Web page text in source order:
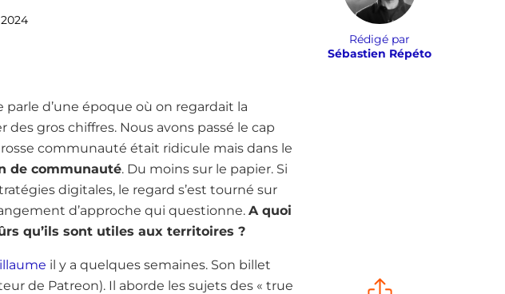
Rédigé par
Sébastien Répéto
parle d’une époque où on regardait la
gros chiffres. Nous avons passé le cap
communauté était ridicule mais dans le
de communauté. Du moins sur le papier. Si
digitales, le regard s’est tourné sur
d’approche qui questionne. A quoi
qu’ils sont utiles aux territoires ?
il y a quelques semaines. Son billet
de Patreon). Il aborde les sujets des « true